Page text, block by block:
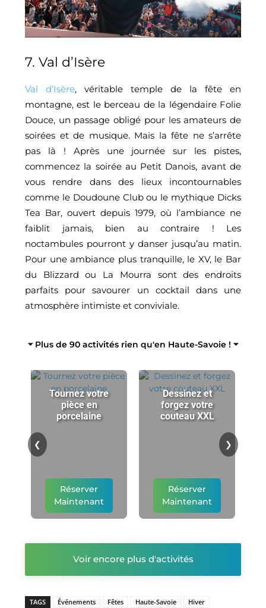
7. Val d’Isère
Val d’Isère, véritable temple de la fête en
montagne, est le berceau de la légendaire Folie
Douce, un passage obligé pour les amateurs de
soirées et de musique. Mais la fête ne s’arrête
pas là ! Après une journée sur les pistes,
commencez la soirée au Petit Danois, avant de
vous rendre dans des lieux incontournables
comme le Doudoune Club ou le mythique Dicks
Tea Bar, ouvert depuis 1979, où l’ambiance ne
faiblit jamais, bien au contraire ! Les
noctambules pourront y danser jusqu’au matin.
Pour une ambiance plus tranquille, le XV, le Bar
du Blizzard ou La Mourra sont des endroits
parfaits pour savourer un cocktail dans une
atmosphère intimiste et conviviale.
⏷ Plus de 90 activités rien qu'en Haute-Savoie ! ⏷
Tournez votre
pièce en
porcelaine
Réserver
Maintenant
Dessinez et
forgez votre
couteau XXL
Réserver
Maintenant
❮ ❯
Voir encore plus d'activités
TAGS Événements Fêtes Haute-Savoie Hiver